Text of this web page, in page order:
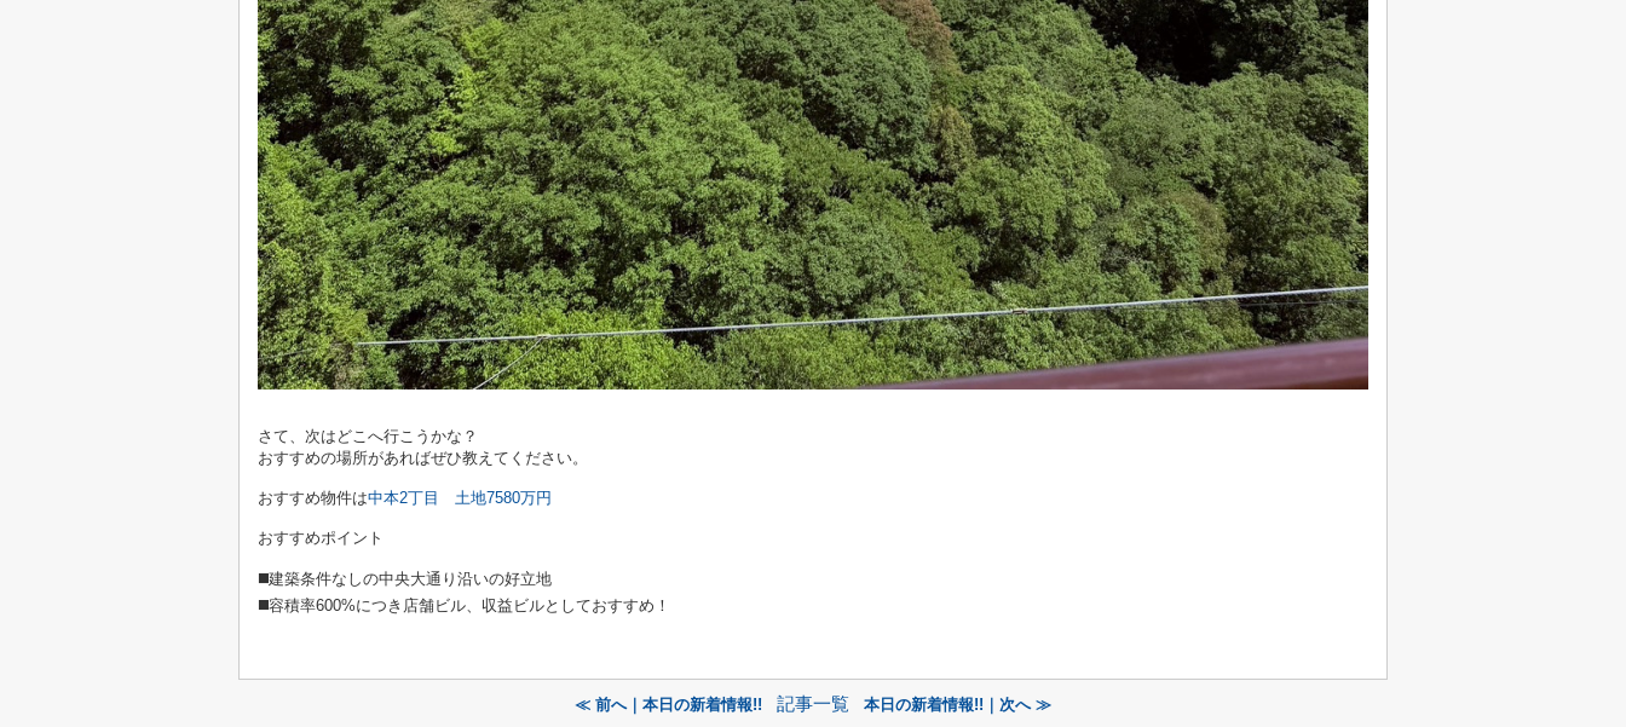
さて、次はどこへ行こうかな？
おすすめの場所があればぜひ教えてください。
おすすめ物件は中本2丁目 土地7580万円
おすすめポイント
◼️建築条件なしの中央大通り沿いの好立地
◼️容積率600%につき店舗ビル、収益ビルとしておすすめ！
≪ 前へ｜本日の新着情報!! 記事一覧 本日の新着情報!!｜次へ ≫